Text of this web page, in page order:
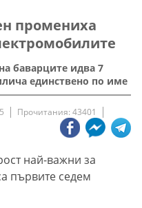
промениха
баварците идва 7
единствено по име
Прочитания: 43401
най-важни за
първите седем